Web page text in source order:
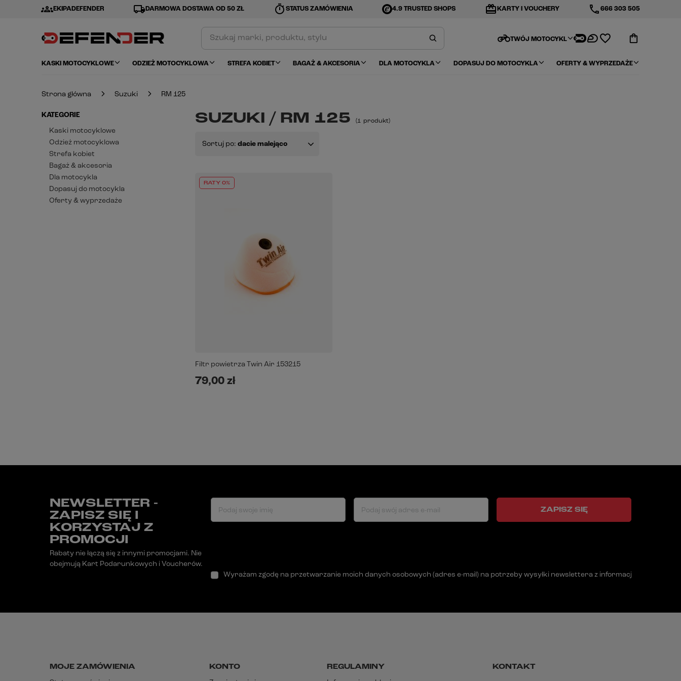
groupsEKIPADEFENDER local_shippingDARMOWA DOSTAWA OD 50 ZŁ timer STATUS ZAMÓWIENIA 4.9 TRUSTED SHOPS redeem KARTY I VOUCHERY phone666 303 505
motorcycleTWÓJ MOTOCYKL
KASKI MOTOCYKLOWE ODZIEŻ MOTOCYKLOWA STREFA KOBIET BAGAŻ & AKCESORIA DLA MOTOCYKLA DOPASUJ DO MOTOCYKLA OFERTY & WYPRZEDAŻE
Strona główna Suzuki RM 125
KATEGORIE
Kaski motocyklowe
Odzież motocyklowa
Strefa kobiet
Bagaż & akcesoria
Dla motocykla
Dopasuj do motocykla
Oferty & wyprzedaże
SUZUKI / RM 125 (1 produkt)
Sortuj po: dacie malejąco
RATY 0%
Filtr powietrza Twin Air 153215
79,00 zł
NEWSLETTER -
ZAPISZ SIĘ I
KORZYSTAJ Z
PROMOCJI
Rabaty nie łączą się z innymi promocjami. Nie
obejmują Kart Podarunkowych i Voucherów.
Podaj swoje imię Podaj swój adres e-mail
Wyrażam zgodę na przetwarzanie moich danych osobowych (adres e-mail) na potrzeby wysyłki newslettera z informacją handlową
ZAPISZ SIĘ
MOJE ZAMÓWIENIA KONTO REGULAMINY KONTAKT